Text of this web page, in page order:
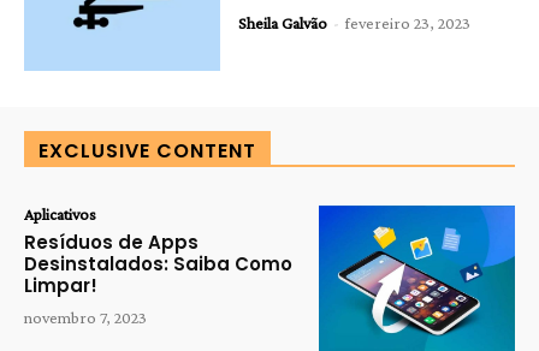
Sheila Galvão - fevereiro 23, 2023
EXCLUSIVE CONTENT
Aplicativos
Resíduos de Apps
Desinstalados: Saiba Como
Limpar!
novembro 7, 2023